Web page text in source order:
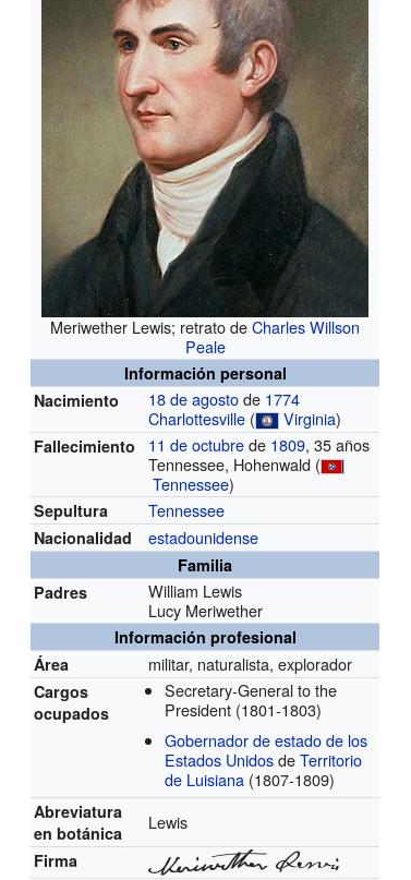
Meriwether Lewis; retrato deCharles Willson
Peale
Información personal
Nacimiento
18 de agostode 1774
Charlottesville ( Virginia)
Fallecimiento 11 de octubrede 1809, 35 años
Tennessee, Hohenwald (
Tennessee)
Sepultura Tennessee
Nacionalidad estadounidense
Familia
Padres
William Lewis
Lucy Meriwether
Información profesional
Área
militar, naturalista, explorador
Cargos
ocupados
Secretary-General to the
President (1801-1803)
Gobernador de estado de los
Estados UnidosdeTerritorio
de Luisiana (1807-1809)
Abreviatura
en botánica
Lewis
Firma